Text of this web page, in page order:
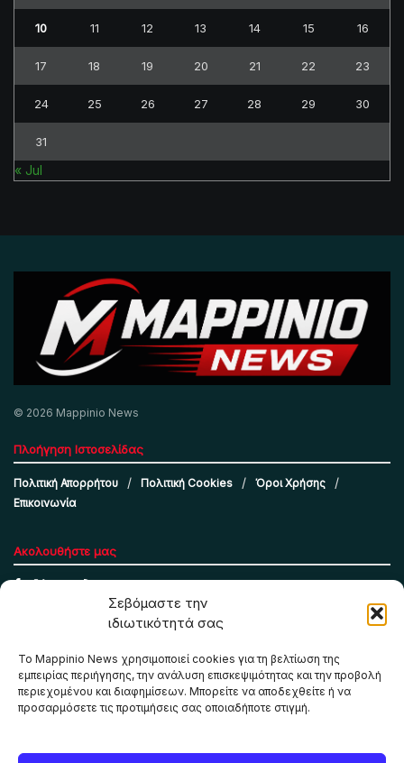
Σεβόμαστε την
ιδιωτικότητά σας
Το Mappinio News χρησιμοποιεί cookies για τη βελτίωση της
εμπειρίας περιήγησης, την ανάλυση επισκεψιμότητας και την προβολή
περιεχομένου και διαφημίσεων. Μπορείτε να αποδεχθείτε ή να
προσαρμόσετε τις προτιμήσεις σας οποιαδήποτε στιγμή.
10 11 12 13 14 15 16
17 18 19 20 21 22 23
24 25 26 27 28 29 30
31
« Jul
© 2026 Mappinio News
Πλοήγηση Ιστοσελίδας
Πολιτική Απορρήτου Πολιτική Cookies
Όροι Χρήσης
Επικοινωνία
Ακολουθήστε μας